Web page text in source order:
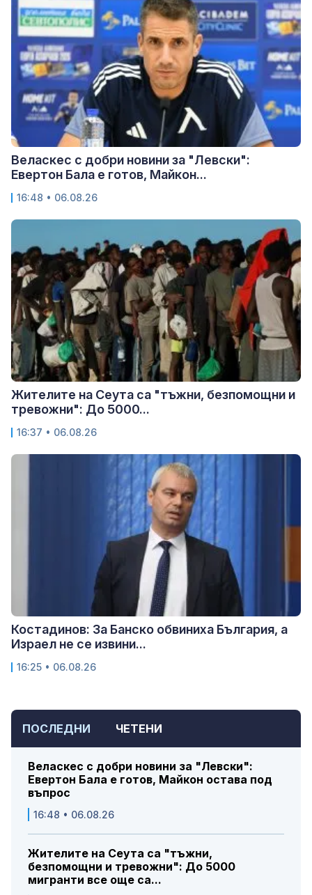
ПОСЛЕДНИ ЧЕТЕНИ
Веласкес с добри новини за "Левски":
Евертон Бала е готов, Майкон остава под
въпрос
16:48 • 06.08.26
Жителите на Сеута са "тъжни,
безпомощни и тревожни": До 5000
мигранти все още са...
Веласкес с добри новини за "Левски":
Евертон Бала е готов, Майкон...
16:48 • 06.08.26
Жителите на Сеута са "тъжни, безпомощни и
тревожни": До 5000...
16:37 • 06.08.26
Костадинов: За Банско обвиниха България, а
Израел не се извини...
16:25 • 06.08.26